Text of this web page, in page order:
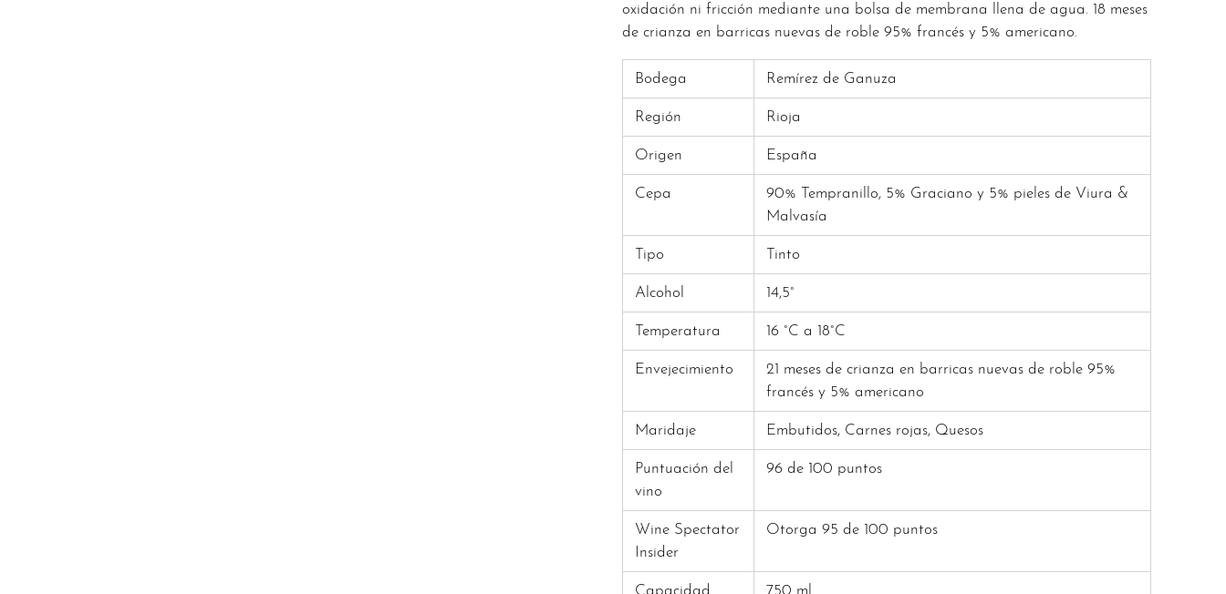
oxidación ni fricción mediante una bolsa de membrana llena de agua. 18 meses
de crianza en barricas nuevas de roble 95% francés y 5% americano.
Bodega Remírez de Ganuza
Región Rioja
Origen España
Cepa
90% Tempranillo, 5% Graciano y 5% pieles de Viura &
Malvasía
Tipo Tinto
Alcohol 14,5°
Temperatura 16 °C a 18°C
Envejecimiento
21 meses de crianza en barricas nuevas de roble 95%
francés y 5% americano
Maridaje Embutidos, Carnes rojas, Quesos
Puntuación del
vino
96 de 100 puntos
Wine Spectator
Insider
Otorga 95 de 100 puntos
Capacidad 750 ml